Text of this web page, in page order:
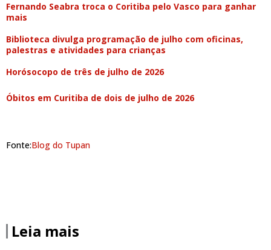
Fernando Seabra troca o Coritiba pelo Vasco para ganhar
mais
Biblioteca divulga programação de julho com oficinas,
palestras e atividades para crianças
Horósocopo de três de julho de 2026
Óbitos em Curitiba de dois de julho de 2026
Fonte:Blog do Tupan
Leia mais